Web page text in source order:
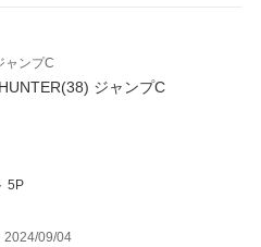
ャンプC
ジャンプC
5P
2024/09/04